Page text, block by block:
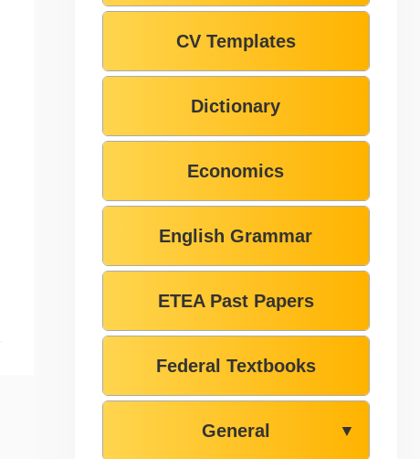
CV Templates
Dictionary
Economics
English Grammar
ETEA Past Papers
Federal Textbooks
General ▼